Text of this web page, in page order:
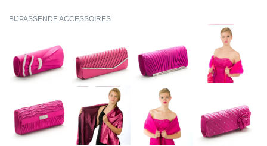
BIJPASSENDE ACCESSOIRES